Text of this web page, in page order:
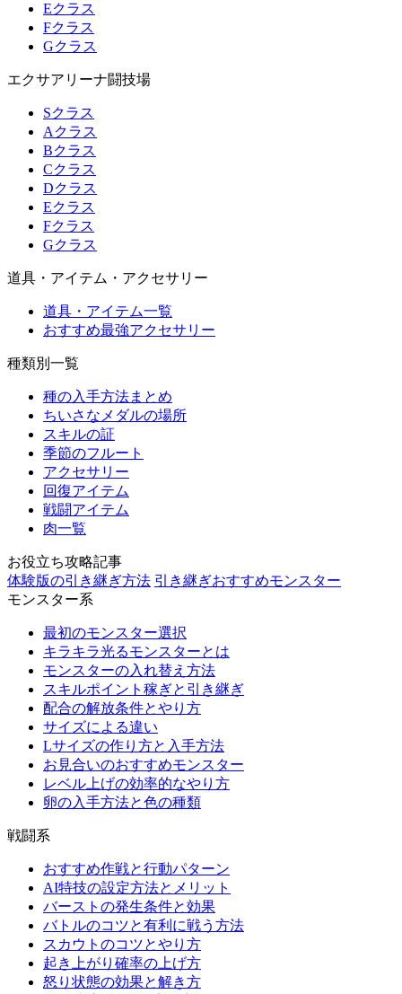
Eクラス
Fクラス
Gクラス
エクサアリーナ闘技場
Sクラス
Aクラス
Bクラス
Cクラス
Dクラス
Eクラス
Fクラス
Gクラス
道具・アイテム・アクセサリー
道具・アイテム一覧
おすすめ最強アクセサリー
種類別一覧
種の入手方法まとめ
ちいさなメダルの場所
スキルの証
季節のフルート
アクセサリー
回復アイテム
戦闘アイテム
肉一覧
お役立ち攻略記事
体験版の引き継ぎ方法 引き継ぎおすすめモンスター
モンスター系
最初のモンスター選択
キラキラ光るモンスターとは
モンスターの入れ替え方法
スキルポイント稼ぎと引き継ぎ
配合の解放条件とやり方
サイズによる違い
Lサイズの作り方と入手方法
お見合いのおすすめモンスター
レベル上げの効率的なやり方
卵の入手方法と色の種類
戦闘系
おすすめ作戦と行動パターン
AI特技の設定方法とメリット
バーストの発生条件と効果
バトルのコツと有利に戦う方法
スカウトのコツとやり方
起き上がり確率の上げ方
怒り状態の効果と解き方